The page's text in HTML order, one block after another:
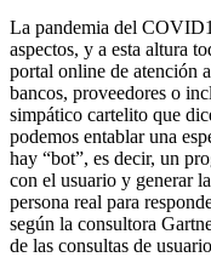
La pandemia del
aspectos, y a esta altura
portal online de atención
bancos, proveedores o
simpático cartelito que
podemos entablar una
hay “bot”, es decir, un
con el usuario y generar
persona real para
según la consultora
de las consultas de